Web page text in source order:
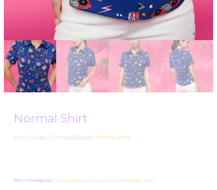
Normal Shirt
Inicio / Ropa / Camisas/Blusas / Normal Shirt
SKU 6596Categories Camisas/Blusas, Firmas, Minueto, Novedades, Ropa